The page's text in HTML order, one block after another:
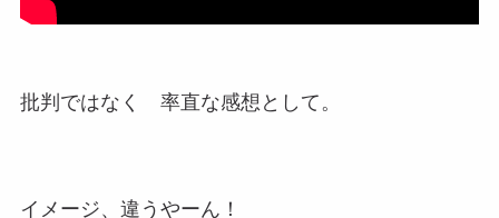
批判ではなく 率直な感想として。
イメージ、違うやーん！